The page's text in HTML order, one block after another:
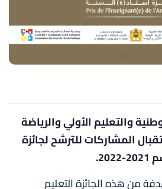
والتعليم الأولي والرياضة
المشاركات للترشح لجائزة
من هذه الجائزة التعليم